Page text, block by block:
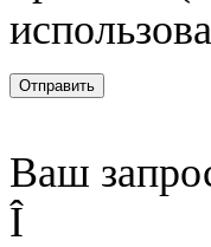
Отправить
Ваш
Î